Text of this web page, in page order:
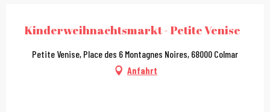
Kinderweihnachtsmarkt - Petite Venise
Petite Venise, Place des 6 Montagnes Noires, 68000 Colmar
Anfahrt